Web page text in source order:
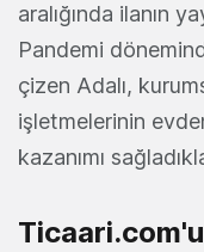
aralığında ilanın
Pandemi
çizen Adalı,
işletmelerinin
kazanımı